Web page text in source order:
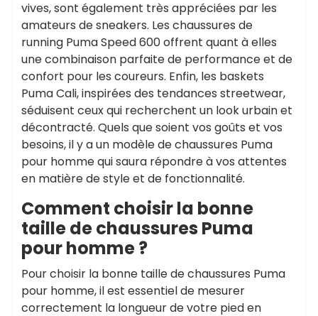
vives, sont également très appréciées par les
amateurs de sneakers. Les chaussures de
running Puma Speed 600 offrent quant à elles
une combinaison parfaite de performance et de
confort pour les coureurs. Enfin, les baskets
Puma Cali, inspirées des tendances streetwear,
séduisent ceux qui recherchent un look urbain et
décontracté. Quels que soient vos goûts et vos
besoins, il y a un modèle de chaussures Puma
pour homme qui saura répondre à vos attentes
en matière de style et de fonctionnalité.
Comment choisir la bonne
taille de chaussures Puma
pour homme ?
Pour choisir la bonne taille de chaussures Puma
pour homme, il est essentiel de mesurer
correctement la longueur de votre pied en